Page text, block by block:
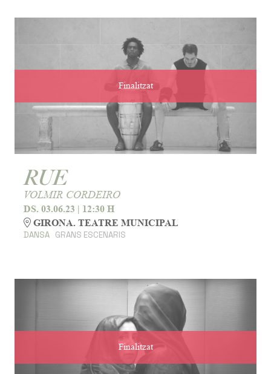
Finalitzat
RUE
VOLMIR CORDEIRO
DS. 03.06.23 | 12:30 H
GIRONA. TEATRE MUNICIPAL
DANSA GRANS ESCENARIS
Finalitzat